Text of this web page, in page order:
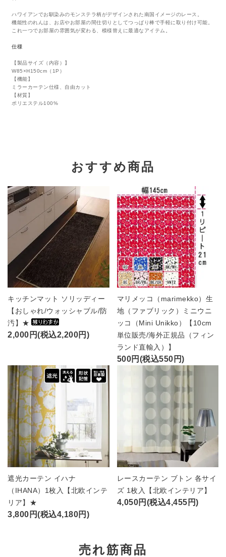
ハワイアンでお馴染みのモンステラ柄がデザインされた南国イメージのレース。
機能性のれんは、お店やお部屋の間仕切りとしてつっぱり棒で手軽に取り付け可能。
これ一つでお部屋の雰囲気が変わる、模様替えに最適なアイテム。
仕様
【製品サイズ（内容）】
W85×H150cm（1P）
【機能】
ミラーカーテン仕様、自由カット
【材質】
ポリエステル100%
おすすめ商品
キッチンマット ソリッディー
【おしゃれ/ウォッシャブル/防
汚】★
2,000円(税込2,200円)
マリメッコ（marimekko）生
地（ファブリック）ミニウニ
ッコ（Mini Unikko）【10cm
単位販売/海外正規品（フィン
ランド直輸入）】
500円(税込550円)
遮光カーテン イハナ
（IHANA）1枚入【北欧インテ
リア】★
3,800円(税込4,180円)
レースカーテン ブトン 各サイ
ズ 1枚入【北欧インテリア】
4,050円(税込4,455円)
売れ筋商品